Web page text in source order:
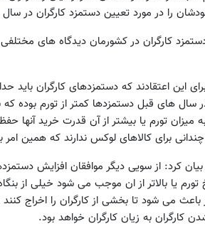
مورد تعیین دستمزد کارگران در سال ۱۴۰۴ ارسال کنند.
کارگران در کشورمان دیدگاه های مختلفی
این اعتقادند که دستمزدهای کارگران باید
سال های قبل دستمزدها کمتر از تورم بوده
تورم یا بیشتر از آن قدرت خرید آنها
برای کالاهای لوکس ندارند که همین
کرد: از سویی دیگر موافقان افزایش
تورم یا بالاتر از ان موجب می شود خیلی از
می شود تا بخشی از کارگران را اخراج
کارگران به زیان کارگران خواهد بود.